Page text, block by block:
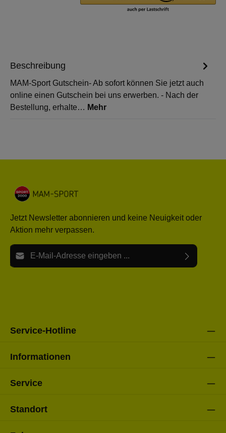
Beschreibung
MAM-Sport Gutschein- Ab sofort können Sie jetzt auch
online einen Gutschein bei uns erwerben. - Nach der
Bestellung, erhalte… Mehr
Jetzt Newsletter abonnieren und keine Neuigkeit oder
Aktion mehr verpassen.
E-Mail-Adresse*
Service-Hotline
Informationen
Service
Standort